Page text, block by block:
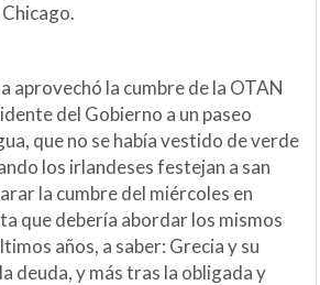
aprovechó la cumbre de la OTAN
del Gobierno a un paseo
que no se había vestido de verde
los irlandeses festejan a san
la cumbre del miércoles en
que debería abordar los mismos
años, a saber: Grecia y su
deuda, y más tras la obligada y